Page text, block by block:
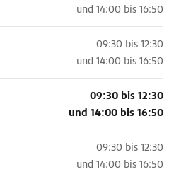
und 14:00 bis 16:50
09:30 bis 12:30
und 14:00 bis 16:50
09:30 bis 12:30
und 14:00 bis 16:50
09:30 bis 12:30
und 14:00 bis 16:50